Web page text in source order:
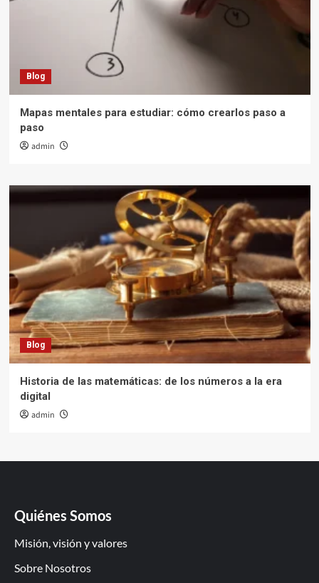
Blog
Mapas mentales para estudiar: cómo crearlos paso a
paso
admin
Blog
Historia de las matemáticas: de los números a la era
digital
admin
Quiénes Somos
Misión, visión y valores
Sobre Nosotros